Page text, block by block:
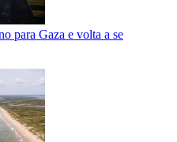
para Gaza e volta a se